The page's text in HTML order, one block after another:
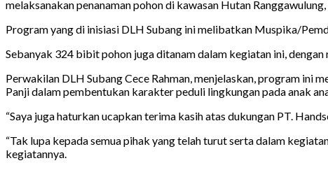
melaksanakan penanaman pohon di kawasan Hutan
Program yang di inisiasi DLH Subang ini melibatkan Muspika/
Sebanyak 324 bibit pohon juga ditanam dalam kegiatan ini,
Perwakilan DLH Subang Cece Rahman, menjelaskan, program ini
Panji dalam pembentukan karakter peduli lingkungan pada anak
“Saya juga haturkan ucapkan terima kasih atas dukungan PT.
“Tak lupa kepada semua pihak yang telah turut serta dalam
kegiatannya.